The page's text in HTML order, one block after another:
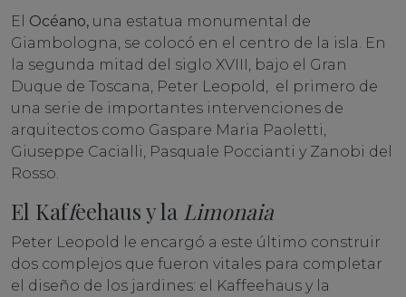
El Océano, una estatua monumental de
Giambologna, se colocó en el centro de la isla. En
la segunda mitad del siglo XVIII, bajo el Gran
Duque de Toscana, Peter Leopold, el primero de
una serie de importantes intervenciones de
arquitectos como Gaspare Maria Paoletti,
Giuseppe Cacialli, Pasquale Poccianti y Zanobi del
Rosso.
El Kaffeehaus y la Limonaia
Peter Leopold le encargó a este último construir
dos complejos que fueron vitales para completar
el diseño de los jardines: el Kaffeehaus y la